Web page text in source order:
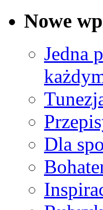
Nowe
Jedna
Dla